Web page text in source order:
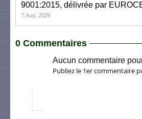
9001:2015, délivrée par
7 Aug, 2026
0 Commentaires
Aucun commentaire
Publiez le 1er commentaire